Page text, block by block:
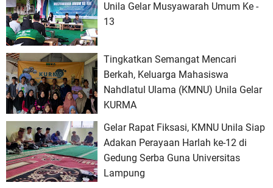
Unila Gelar Musyawarah Umum Ke -
13
Tingkatkan Semangat Mencari
Berkah, Keluarga Mahasiswa
Nahdlatul Ulama (KMNU) Unila Gelar
KURMA
Gelar Rapat Fiksasi, KMNU Unila Siap
Adakan Perayaan Harlah ke-12 di
Gedung Serba Guna Universitas
Lampung